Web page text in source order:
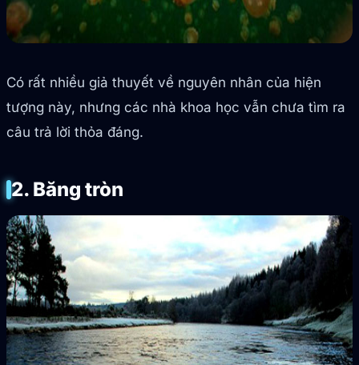
Có rất nhiều giả thuyết về nguyên nhân của hiện
tượng này, nhưng các nhà khoa học vẫn chưa tìm ra
câu trả lời thỏa đáng.
2. Băng tròn